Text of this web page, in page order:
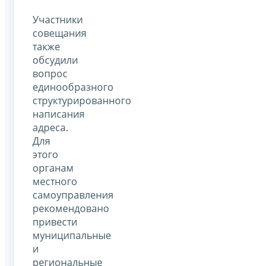
Участники
совещания
также
обсудили
вопрос
единообразного
структурированного
написания
адреса.
Для
этого
органам
местного
самоуправления
рекомендовано
привести
муниципальные
и
региональные